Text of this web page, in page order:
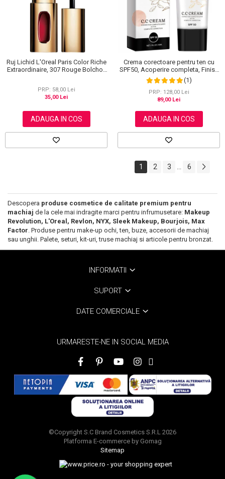
Ruj Lichid L'Oreal Paris Color Riche
Extraordinaire, 307 Rouge Bolchoi,
PRP: 58,00 Lei
35,00 Lei
ADAUGA IN COS
Crema corectoare pentru ten cu
SPF50, Acoperire completa, Finish
mat, Rezistenta, Anti Roseata, CC
Cream Sefudun, 30 ml
(1)
PRP: 128,00 Lei
89,00 Lei
ADAUGA IN COS
1 2 3 6
Descopera produse cosmetice de calitate premium pentru
machiaj de la cele mai indragite marci pentru infrumusetare: Makeup
Revolution, L'Oreal, Revlon, NYX, Sleek Makeup, Bourjois, Max
Factor . Produse pentru make-up ochi, ten, buze, accesorii de machiaj
sau unghii. Palete, seturi, kit-uri, truse machiaj si articole pentru bronzat.
INFORMATII
SUPORT
DATE COMERCIALE
URMARESTE-NE IN SOCIAL MEDIA
©Copyright S.C Brand Cosmetics S.R.L 2026
Platforma E-commerce by Gomag
Sitemap